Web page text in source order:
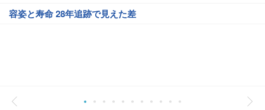
容姿と寿命 28年追跡で見えた差